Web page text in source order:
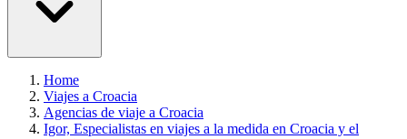
Home
Viajes a Croacia
Agencias de viaje a Croacia
Igor, Especialistas en viajes a la medida en Croacia y el